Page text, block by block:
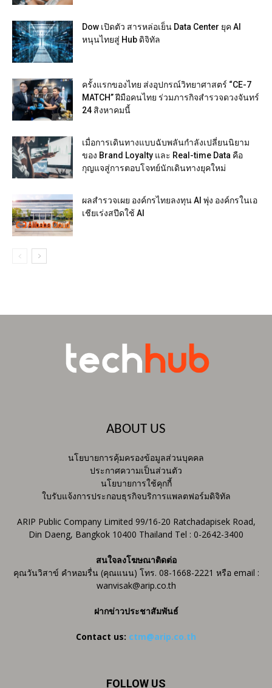
Dow เปิดตัว สารหล่อเย็น Data Center ยุค AI
หนุนไทยสู่ Hub ดิจิทัล
ครั้งแรกของไทย ส่งอุปกรณ์วิทยาศาสตร์ “CE-7
MATCH” ฝีมือคนไทย ร่วมภารกิจสำรวจดวงจันทร์
24 สิงหาคมนี้
เมื่อการเดินทางแบบฉับพลันกำลังเปลี่ยนนิยาม
ของ Brand Loyalty และ Real-time Data คือ
กุญแจสู่การตอบโจทย์นักเดินทางยุคใหม่
ผลสำรวจเผย องค์กรไทยลงทุน AI พุ่ง องค์กรในเอ
เชียเร่งสปีดใช้ AI
ABOUT US
นโยบายการคุ้มครองข้อมูลส่วนบุคคล
ประกาศความเป็นส่วนตัว
นโยบายการใช้คุกกี้
ใบรับแจ้งการประกอบธุรกิจบริการแพลตฟอร์มดิจิทัล
ARIP Public Company Limited 99/16-20 Ratchadapisek Road,
Din Daeng, Bangkok 10400 Thailand Tel : 0-2642-3400
สนใจลงโฆษณาติดต่อ
คุณวันวิสาข์ คำหอมรื่น (คุณแนน) โทร. 08-1668-2221 หรือ email :
wanvisak@arip.co.th
ฝากข่าวประชาสัมพันธ์
Contact us: ctm@arip.co.th
FOLLOW US